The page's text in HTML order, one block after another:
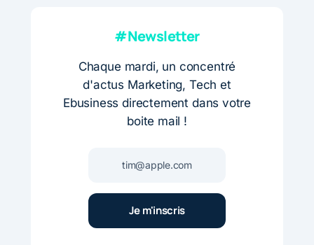
#Newsletter
Chaque mardi, un concentré
d'actus Marketing, Tech et
Ebusiness directement dans votre
boite mail !